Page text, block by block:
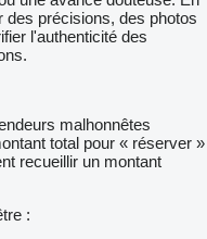
des précisions, des photos
l'authenticité des
malhonnêtes
total pour « réserver »
recueillir un montant
: